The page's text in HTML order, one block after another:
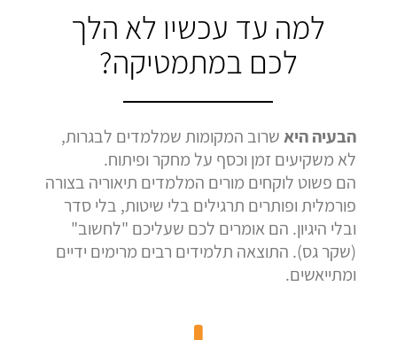
לחץ לצפייה
בהמלצה בהמלצה
לחץ לצפייה
בהמלצה
למה עד עכשיו לא הלך
לכם במתמטיקה?
הבעיה היאשרוב המקומות שמלמדים לבגרות,
לא משקיעים זמן וכסף על מחקר ופיתוח.
הם פשוט לוקחים מורים המלמדים תיאוריה בצורה
פורמלית ופותרים תרגילים בלי שיטות, בלי סדר
ובלי היגיון. הם אומרים לכם שעליכם "לחשוב"
(שקר גס). התוצאה תלמידים רבים מרימים ידיים
ומתייאשים.